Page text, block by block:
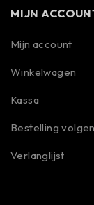
MIJN
Mijn account
Winkelwagen
Kassa
Bestelling volgen
Verlanglijst